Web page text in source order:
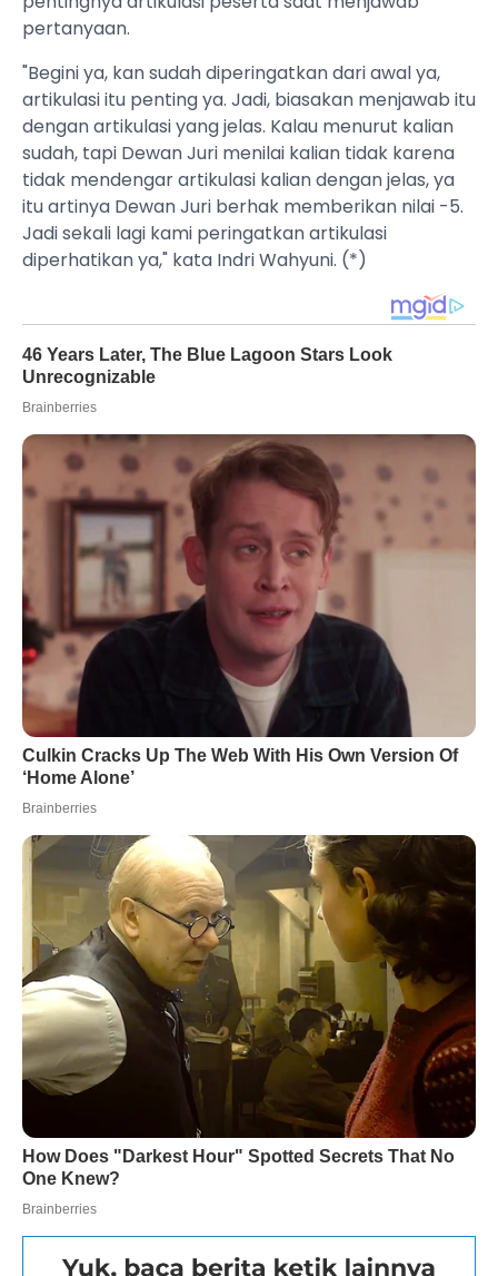
pertanyaan.
"Begini ya, kan sudah diperingatkan dari awal ya,
artikulasi itu penting ya. Jadi, biasakan menjawab itu
dengan artikulasi yang jelas. Kalau menurut kalian
sudah, tapi Dewan Juri menilai kalian tidak karena
tidak mendengar artikulasi kalian dengan jelas, ya
itu artinya Dewan Juri berhak memberikan nilai -5.
Jadi sekali lagi kami peringatkan artikulasi
diperhatikan ya," kata Indri Wahyuni. (*)